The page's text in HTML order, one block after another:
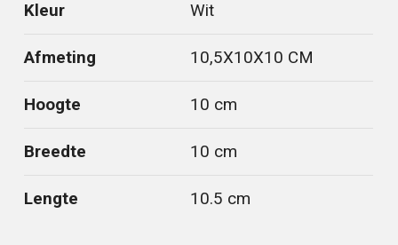
Kleur Wit
Afmeting 10,5X10X10 CM
Hoogte 10 cm
Breedte 10 cm
Lengte 10.5 cm